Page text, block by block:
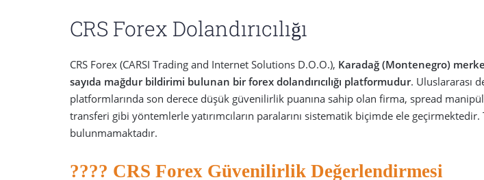
CRS Forex Dolandırıcılığı
CRS Forex (CARSI Trading and Internet Solutions D.O.O.), Karadağ (Montenegro)
sayıda mağdur bildirimi bulunan bir forex dolandırıcılığı platformudur. Uluslararası
platformlarında son derece düşük güvenilirlik puanına sahip olan firma, spread
transferi gibi yöntemlerle yatırımcıların paralarını sistematik biçimde ele geçirmektedir.
bulunmamaktadır.
???? CRS Forex Güvenilirlik Değerlendirmesi